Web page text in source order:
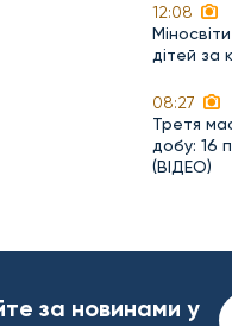
12:08
дітей
08:27
Третя
добу: 16
(ВІДЕО)
за новинами у